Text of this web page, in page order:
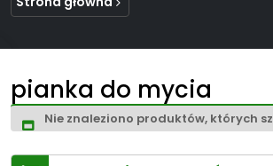
pianka do mycia
Nie znaleziono produktów, których